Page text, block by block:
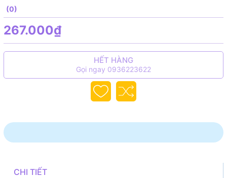
(0)
267.000₫
HẾT HÀNG
Gọi ngay 0936223622
CHI TIẾT